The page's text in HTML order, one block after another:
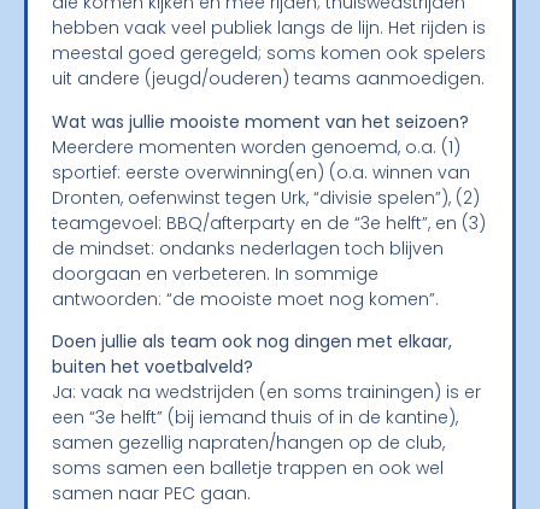
hebben vaak veel publiek langs de lijn. Het rijden is
meestal goed geregeld; soms komen ook spelers
uit andere (jeugd/ouderen) teams aanmoedigen.
Wat was jullie mooiste moment van het seizoen?
Meerdere momenten worden genoemd, o.a. (1)
sportief: eerste overwinning(en) (o.a. winnen van
Dronten, oefenwinst tegen Urk, “divisie spelen”), (2)
teamgevoel: BBQ/afterparty en de “3e helft”, en (3)
de mindset: ondanks nederlagen toch blijven
doorgaan en verbeteren. In sommige
antwoorden: “de mooiste moet nog komen”.
Doen jullie als team ook nog dingen met elkaar,
buiten het voetbalveld?
Ja: vaak na wedstrijden (en soms trainingen) is er
een “3e helft” (bij iemand thuis of in de kantine),
samen gezellig napraten/hangen op de club,
soms samen een balletje trappen en ook wel
samen naar PEC gaan.